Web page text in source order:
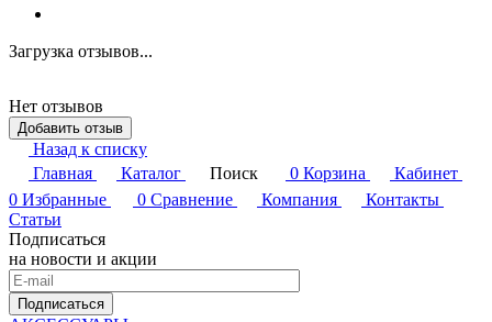
Загрузка отзывов...
Нет отзывов
Добавить отзыв
Назад к списку
Главная
Каталог Поиск 0 Корзина
Кабинет
0 Избранные 0 Сравнение Компания
Контакты
Статьи
Подписаться
на новости и акции
Подписаться